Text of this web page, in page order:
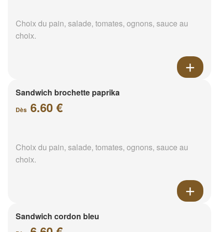
Choix du pain, salade, tomates, ognons, sauce au
choix.
Sandwich brochette paprika
Dès 6.60 €
Choix du pain, salade, tomates, ognons, sauce au
choix.
Sandwich cordon bleu